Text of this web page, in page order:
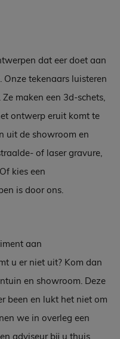
dat eer doet aan
tekenaars luisteren
maken een 3d-schets,
ontwerp eruit komt te
uit de showroom en
of laser gravure,
kies een
is door ons.
aan
u er niet uit? Kom dan
en showroom. Deze
been en lukt het niet om
we in overleg een
adviseur bij u thuis